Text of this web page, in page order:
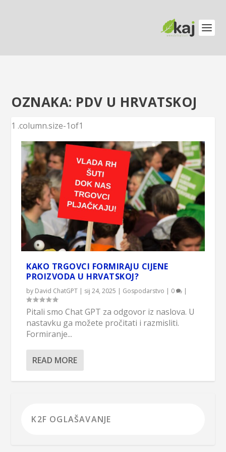
OZNAKA: PDV U HRVATSKOJ
KAKO TRGOVCI FORMIRAJU CIJENE
PROIZVODA U HRVATSKOJ?
by David ChatGPT | sij 24, 2025 | Gospodarstvo | 0 |
Pitali smo Chat GPT za odgovor iz naslova. U
nastavku ga možete pročitati i razmisliti.
Formiranje...
READ MORE